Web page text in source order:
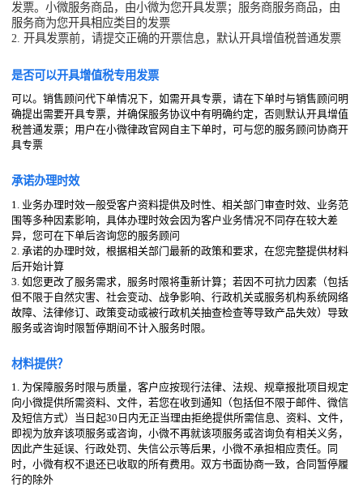
发票。小微服务商品，由小微为您开具发票；服务商服务商品，由
服务商为您开具相应类目的发票
2. 开具发票前，请提交正确的开票信息，默认开具增值税普通发票
是否可以开具增值税专用发票
可以。销售顾问代下单情况下，如需开具专票，请在下单时与销售顾问明
确提出需要开具专票，并确保服务协议中有明确约定，否则默认开具增值
税普通发票；用户在小微律政官网自主下单时，可与您的服务顾问协商开
具专票
承诺办理时效
1. 业务办理时效一般受客户资料提供及时性、相关部门审查时效、业务范
围等多种因素影响，具体办理时效会因为客户业务情况不同存在较大差
异，您可在下单后咨询您的服务顾问
2. 承诺的办理时效，根据相关部门最新的政策和要求，在您完整提供材料
后开始计算
3. 如您更改了服务需求，服务时限将重新计算；若因不可抗力因素（包括
但不限于自然灾害、社会变动、战争影响、行政机关或服务机构系统网络
故障、法律修订、政策变动或被行政机关抽查检查等导致产品失效）导致
服务或咨询时限暂停期间不计入服务时限。
材料提供？
1. 为保障服务时限与质量，客户应按现行法律、法规、规章报批项目规定
向小微提供所需资料、文件，若您在收到通知（包括但不限于邮件、微信
及短信方式）当日起30日内无正当理由拒绝提供所需信息、资料、文件，
即视为放弃该项服务或咨询，小微不再就该项服务或咨询负有相关义务，
因此产生延误、行政处罚、失信公示等后果，小微不承担相应责任。同
时，小微有权不退还已收取的所有费用。双方书面协商一致，合同暂停履
行的除外